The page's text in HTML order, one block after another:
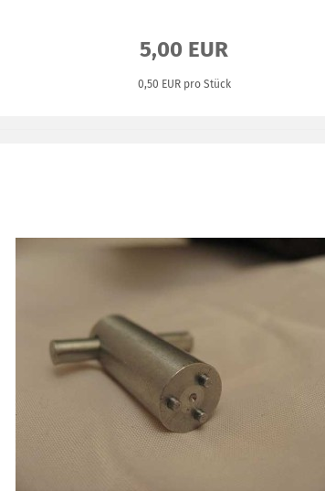
5,00 EUR
0,50 EUR pro Stück